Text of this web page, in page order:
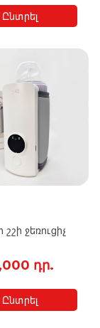
Ընտրել
ջեռուցիչ
դր.
Ընտրել